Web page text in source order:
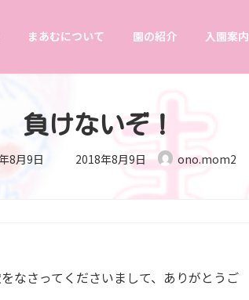
まあむについて 園の紹介 入園案内
負けないぞ！
8月9日 最
終
2018年8月9日 ono.mom2
なさってくださいまして、ありがとうご